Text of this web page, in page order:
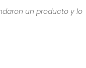
un producto y lo